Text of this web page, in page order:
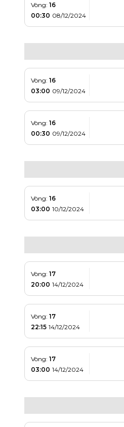
Vòng: 16
00:30 08/12/2024
Vòng: 16
03:00 09/12/2024
Vòng: 16
00:30 09/12/2024
Vòng: 16
03:00 10/12/2024
Vòng: 17
20:00 14/12/2024
Vòng: 17
22:15 14/12/2024
Vòng: 17
03:00 14/12/2024